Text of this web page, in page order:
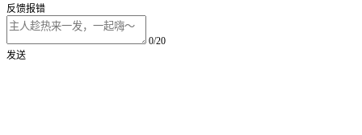
反馈报错
0/20
发送